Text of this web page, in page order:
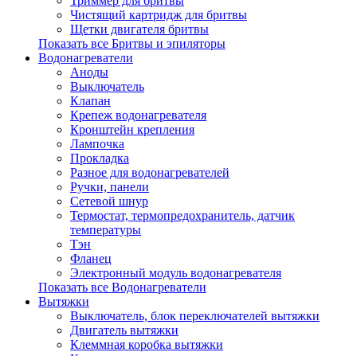
Чистящий картридж для бритвы
Щетки двигателя бритвы
Показать все Бритвы и эпиляторы
Водонагреватели
Аноды
Выключатель
Клапан
Крепеж водонагревателя
Кронштейн крепления
Лампочка
Прокладка
Разное для водонагревателей
Ручки, панели
Сетевой шнур
Термостат, термопредохранитель, датчик
температуры
Тэн
Фланец
Электронный модуль водонагревателя
Показать все Водонагреватели
Вытяжки
Выключатель, блок переключателей вытяжки
Двигатель вытяжки
Клеммная коробка вытяжки